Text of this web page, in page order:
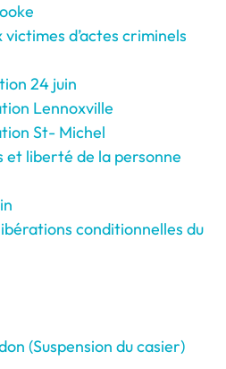
victimes d’actes criminels
24 juin
Lennoxville
St- Michel
et liberté de la personne
conditionnelles du
(Suspension du casier)